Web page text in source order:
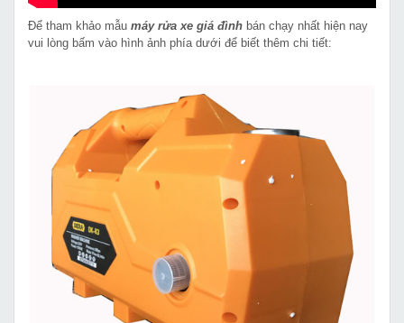
Để tham khảo mẫu máy rửa xe giá đình bán chạy nhất hiện nay
vui lòng bấm vào hình ảnh phía dưới để biết thêm chi tiết: